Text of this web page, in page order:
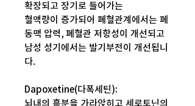
확장되고 장기로 들어가는
혈액량이 증가되어 폐혈관계에서는 폐
동맥 압력, 폐혈관 저항성이 개선되고
남성 성기에서는 발기부전이 개선됩니
다.
Dapoxetine(다폭세틴):
뇌내의 흥분을 가라앉히고 세로토닌의